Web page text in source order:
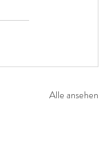
Alle ansehen